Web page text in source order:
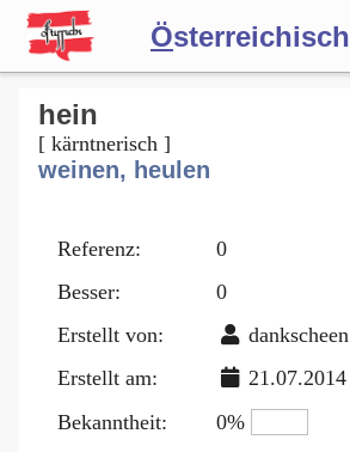
Österreichisch
Wörterbuch
Forum
Blog
hein
[ kärntnerisch ]
weinen, heulen
Referenz:
0
Besser:
0
Erstellt von:
dankscheen
Erstellt am:
21.07.2014
Bekanntheit:
0%